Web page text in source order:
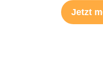
Jetzt